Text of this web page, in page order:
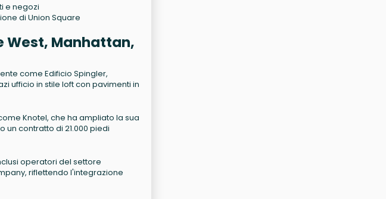
e negozi
di Union Square
West, Manhattan,
come Edificio Spingler,
ufficio in stile loft con pavimenti in
Knotel, che ha ampliato la sua
contratto di 21.000 piedi
operatori del settore
riflettendo l'integrazione